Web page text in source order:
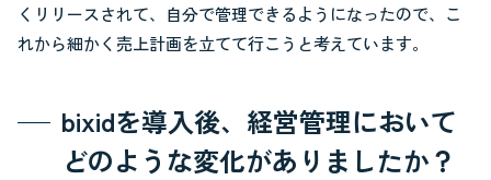
くリリースされて、自分で管理できるようになったので、こ
れから細かく売上計画を立てて行こうと考えています。
bixidを導入後、経営管理において
どのような変化がありましたか？